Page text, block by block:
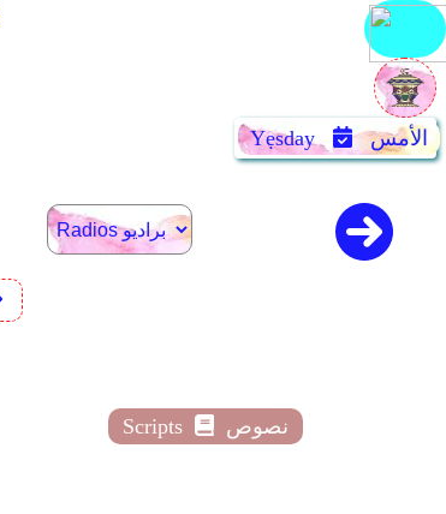
Yẹsday الأمس
Scripts نصوص